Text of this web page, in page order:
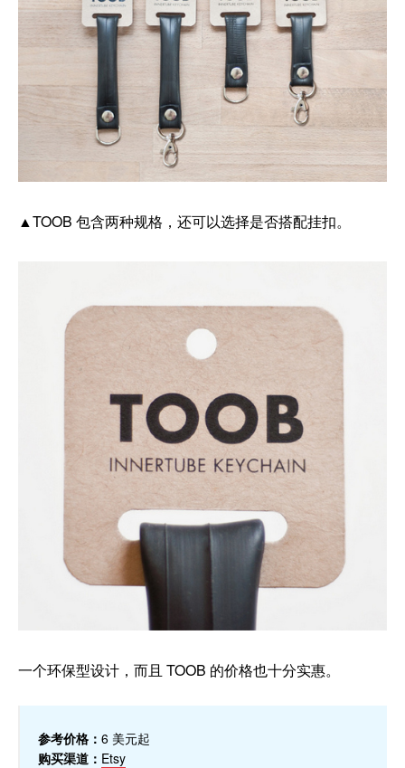
▲TOOB 包含两种规格，还可以选择是否搭配挂扣。
一个环保型设计，而且 TOOB 的价格也十分实惠。
参考价格： 6 美元起
购买渠道： Etsy